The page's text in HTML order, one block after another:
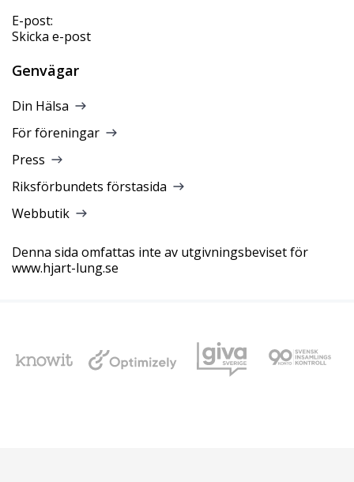
E-post:
Skicka e-post
Genvägar
Din Hälsa
För föreningar
Press
Riksförbundets förstasida
Webbutik
Denna sida omfattas inte av utgivningsbeviset för
www.hjart-lung.se